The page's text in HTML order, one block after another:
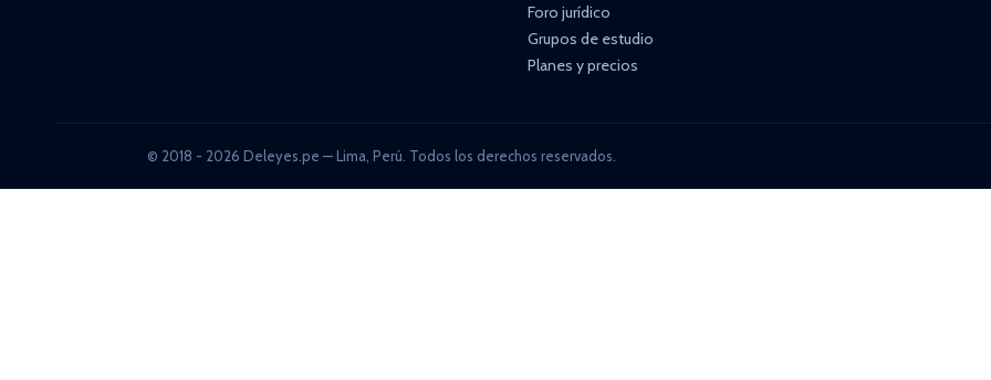
Foro jurídico
Grupos de estudio
Planes y precios
© 2018 - 2026 Deleyes.pe — Lima, Perú. Todos los derechos reservados.